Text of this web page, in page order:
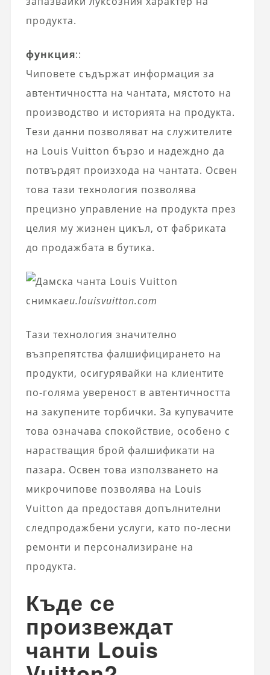
продукта.
функция::
Чиповете съдържат информация за
автентичността на чантата, мястото на
производство и историята на продукта.
Тези данни позволяват на служителите
на Louis Vuitton бързо и надеждно да
потвърдят произхода на чантата. Освен
това тази технология позволява
прецизно управление на продукта през
целия му жизнен цикъл, от фабриката
до продажбата в бутика.
снимкаeu.louisvuitton.com
Тази технология значително
възпрепятства фалшифицирането на
продукти, осигурявайки на клиентите
по-голяма увереност в автентичността
на закупените торбички. За купувачите
това означава спокойствие, особено с
нарастващия брой фалшификати на
пазара. Освен това използването на
микрочипове позволява на Louis
Vuitton да предоставя допълнителни
следпродажбени услуги, като по-лесни
ремонти и персонализиране на
продукта.
Къде се
произвеждат
чанти Louis